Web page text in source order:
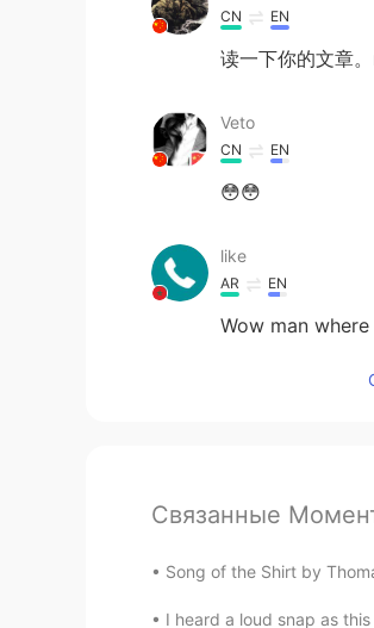
CN EN
读一下你的文章
Veto
CN EN
😳😳
like
AR EN
Wow man
Связанные
Song of the Shirt by
I heard a loud snap as